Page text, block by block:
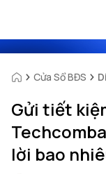
Cửa Sổ BĐS
Gửi tiết
lời bao